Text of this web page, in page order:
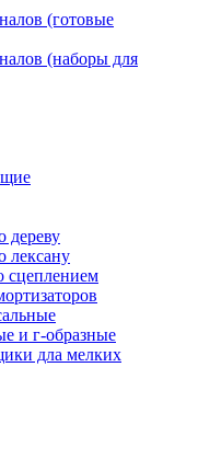
(готовые
(наборы для
дереву
лексану
сцеплением
и г-образные
дла мелких